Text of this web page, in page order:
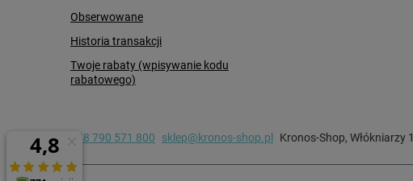
Obserwowane
Historia transakcji
Twoje rabaty (wpisywanie kodu
rabatowego)
+48 790 571 800 sklep@kronos-shop.pl Kronos-Shop, Włókniarzy 1